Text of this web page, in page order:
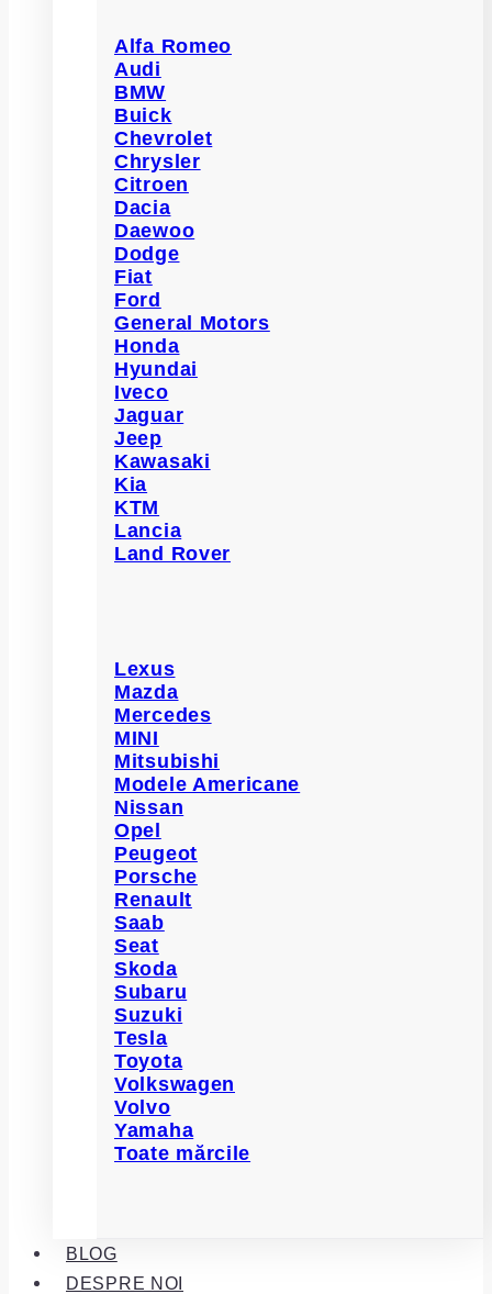
Alfa Romeo
Audi
BMW
Buick
Chevrolet
Chrysler
Citroen
Dacia
Daewoo
Dodge
Fiat
Ford
General Motors
Honda
Hyundai
Iveco
Jaguar
Jeep
Kawasaki
Kia
KTM
Lancia
Land Rover
Lexus
Mazda
Mercedes
MINI
Mitsubishi
Modele Americane
Nissan
Opel
Peugeot
Porsche
Renault
Saab
Seat
Skoda
Subaru
Suzuki
Tesla
Toyota
Volkswagen
Volvo
Yamaha
Toate mărcile
BLOG
DESPRE NOI